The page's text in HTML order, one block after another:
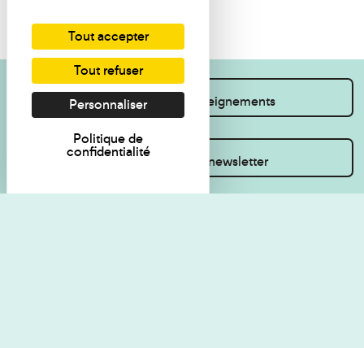
Je souhaite des renseignements
Inscrivez-vous à la newsletter
Tout accepter
Tout refuser
Personnaliser
Politique de
confidentialité